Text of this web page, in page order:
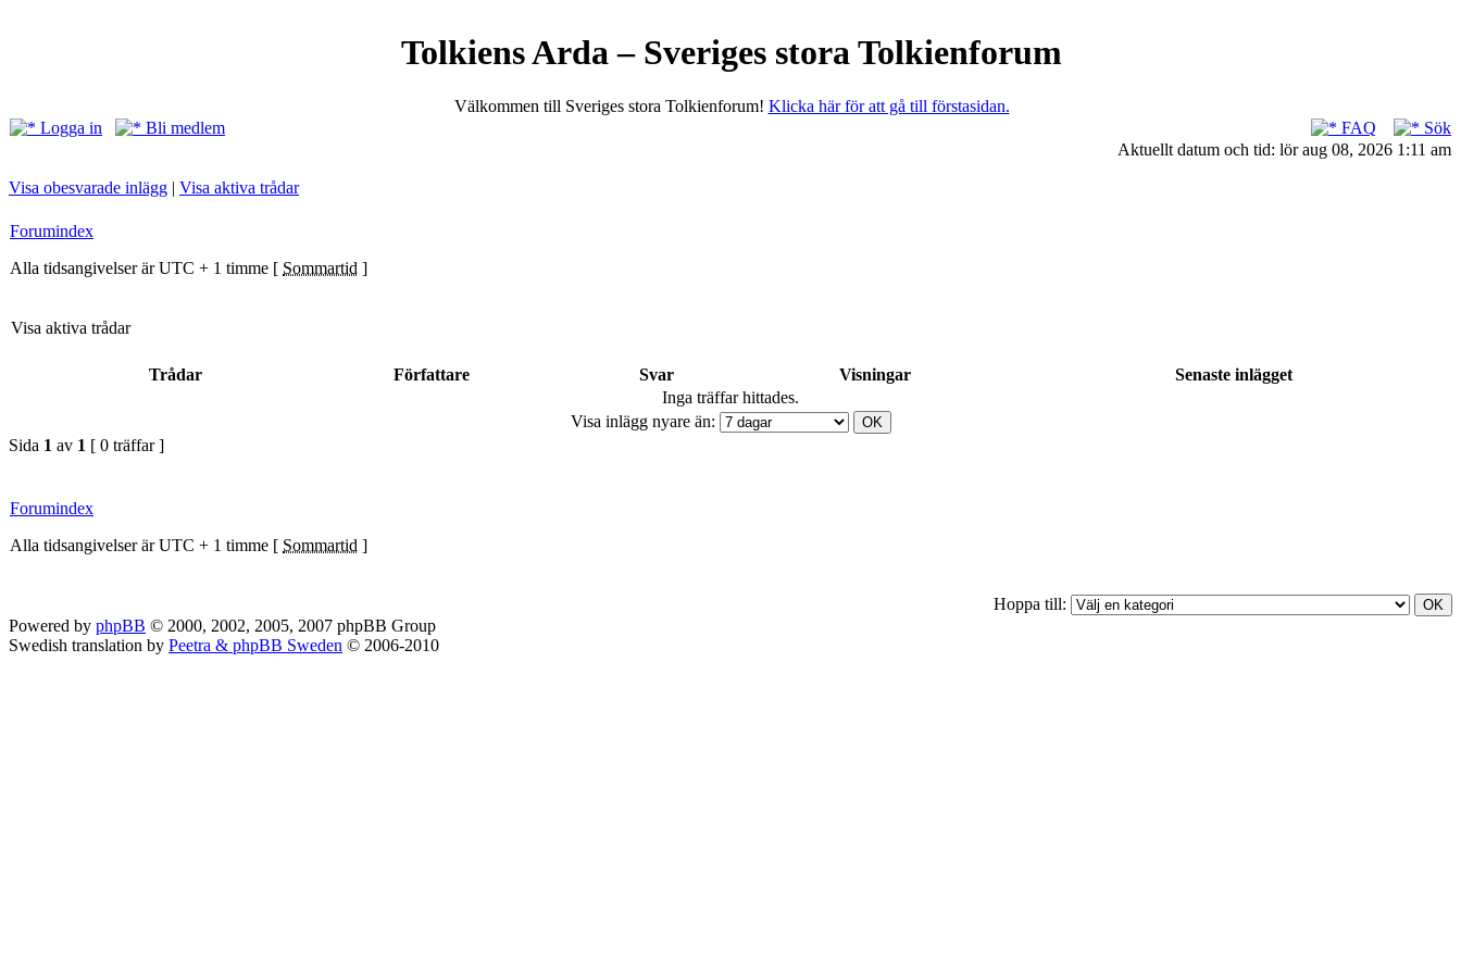
Tolkiens Arda – Sveriges stora Tolkienforum
Välkommen till Sveriges stora Tolkienforum! Klicka här för att gå till förstasidan.
Logga in
Bli medlem FAQ
Sök
Aktuellt datum och tid: lör aug 08, 2026 1:11 am
Visa obesvarade inlägg | Visa aktiva trådar
Forumindex
Alla tidsangivelser är UTC + 1 timme [ Sommartid ]
Visa aktiva trådar
Trådar Författare Svar Visningar
Senaste inlägget
Inga träffar hittades.
Visa inlägg nyare än:
Sida 1 av 1 [ 0 träffar ]
Forumindex
Alla tidsangivelser är UTC + 1 timme [ Sommartid ]
Hoppa till:
Powered by phpBB © 2000, 2002, 2005, 2007 phpBB Group
Swedish translation by Peetra & phpBB Sweden © 2006-2010